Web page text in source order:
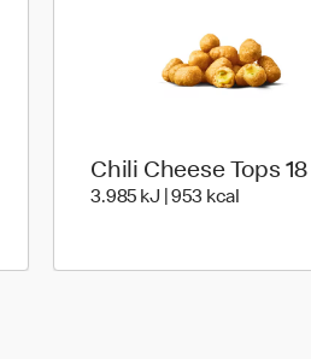
kilo calories
Chili Cheese Tops
3.985 kJ | 953 kcal 3.985